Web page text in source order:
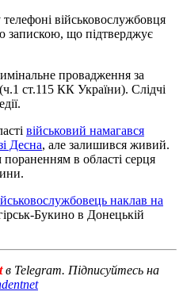
військовослужбовця
запискою, що підтверджує
провадження за
ст.115 КК України). Слідчі
військовий намагався
Десна, але залишився живий.
в області серця
наклав на
Букино в Донецькій
в Telegram. Підписуйтесь на